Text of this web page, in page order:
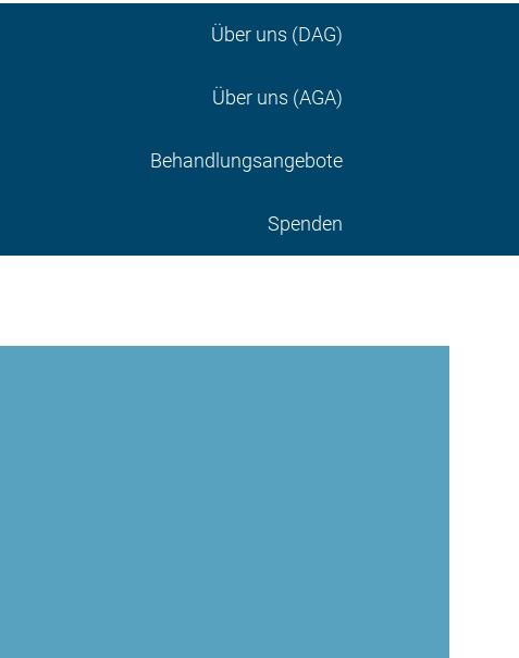
Über uns (DAG)
Über uns (AGA)
Behandlungsangebote
Spenden